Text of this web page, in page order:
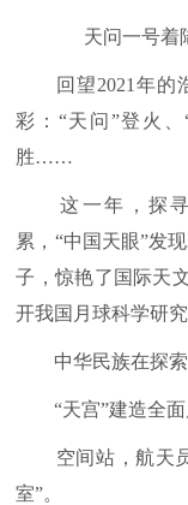
天问一号着陆
回望2021年的浩
彩：“天问”登火
胜……
这一年，探寻
累，“中国天眼”发
子，惊艳了国际天
开我国月球科学研
中华民族在探索
“天宫”建造全面
空间站，航天员
室”。